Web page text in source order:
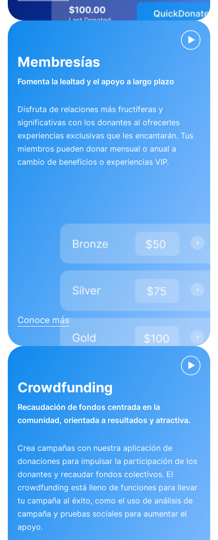
Membresías
Fomenta la lealtad y el apoyo a largo plazo
Disfruta de relaciones más fructíferas y
significativas con los donantes al ofrecerles
experiencias exclusivas que les encantarán. Tus
miembros pueden donar mensual o anual a
cambio de beneficios o experiencias VIP.
Conoce más
Crowdfunding
Recaudación de fondos centrada en la
comunidad, orientada a resultados y atractiva.
Crea campañas con nuestra aplicación de
donaciones para impulsar la participación de los
donantes y recaudar fondos colectivos. El
crowdfunding está lleno de funciones para llevar
tu campaña al éxito, como el uso de análisis de
campaña y pruebas sociales para aumentar el
apoyo.